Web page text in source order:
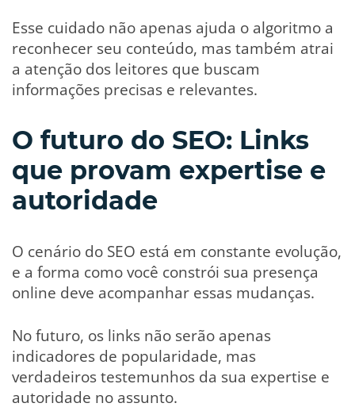
Esse cuidado não apenas ajuda o algoritmo a
reconhecer seu conteúdo, mas também atrai
a atenção dos leitores que buscam
informações precisas e relevantes.
O futuro do SEO: Links
que provam expertise e
autoridade
O cenário do SEO está em constante evolução,
e a forma como você constrói sua presença
online deve acompanhar essas mudanças.
No futuro, os links não serão apenas
indicadores de popularidade, mas
verdadeiros testemunhos da sua expertise e
autoridade no assunto.